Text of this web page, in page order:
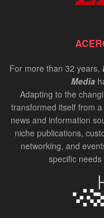
For more than 32 years,
Media
Adapting to the
transformed itself from
news and information
niche publications,
networking, and
specific